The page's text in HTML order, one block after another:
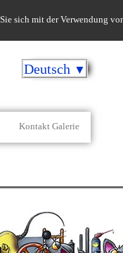
sich mit der Verwendung
Deutsch ▼
Kontakt Galerie